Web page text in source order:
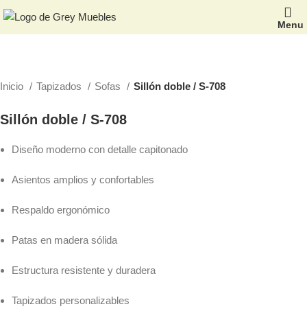
Menu
Inicio Tapizados Sofas Sillón doble / S-708
Sillón doble / S-708
Diseño moderno con detalle capitonado
Asientos amplios y confortables
Respaldo ergonómico
Patas en madera sólida
Estructura resistente y duradera
Tapizados personalizables